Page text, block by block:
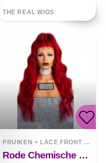
THE REAL WIGS
PRUIKEN > LACE FRONT WIGS
Rode Chemische Vezel Front Lace Pruik Lang Krullend Haar